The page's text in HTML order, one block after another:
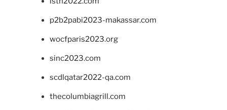
p2b2pabi2023-makassar.com
wocfparis2023.org
sinc2023.com
scdlqatar2022-qa.com
thecolumbiagrill.com